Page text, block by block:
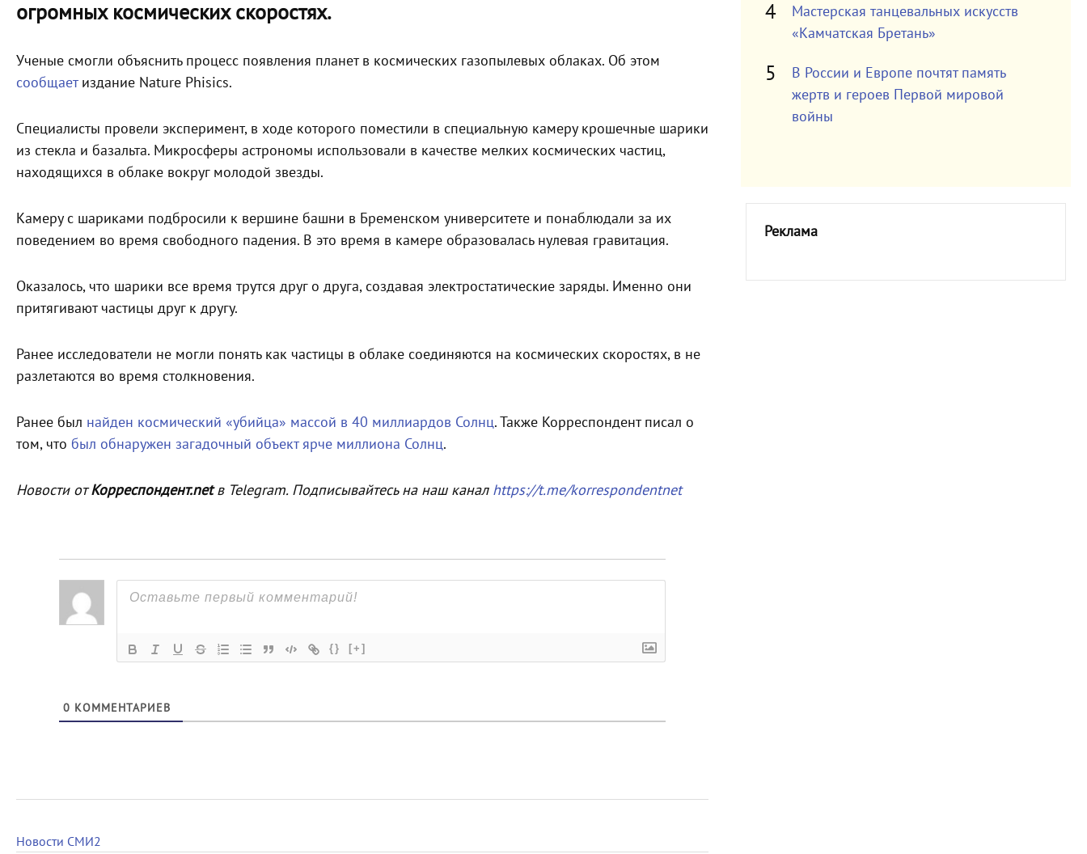
огромных космических скоростях.
Ученые смогли объяснить процесс появления планет в космических газопылевых облаках. Об этом
сообщаетиздание Nature Phisics.
Специалисты провели эксперимент, в ходе которого поместили в специальную камеру крошечные шарики
из стекла и базальта. Микросферы астрономы использовали в качестве мелких космических частиц,
находящихся в облаке вокруг молодой звезды.
Камеру с шариками подбросили к вершине башни в Бременском университете и понаблюдали за их
поведением во время свободного падения. В это время в камере образовалась нулевая гравитация.
Оказалось, что шарики все время трутся друг о друга, создавая электростатические заряды. Именно они
притягивают частицы друг к другу.
Ранее исследователи не могли понять как частицы в облаке соединяются на космических скоростях, в не
разлетаются во время столкновения.
Ранее был найден космический «убийца» массой в 40 миллиардов Солнц. Также Корреспондент писал о
том, что был обнаружен загадочный объект ярче миллиона Солнц.
Новости отКорреспондент.netв Telegram. Подписывайтесь на наш канал https://t.me/korrespondentnet
{} [+]
0 КОММЕНТАРИЕВ
Новости СМИ2
Мастерская танцевальных искусств
«Камчатская Бретань»
В России и Европе почтят память
жертв и героев Первой мировой
войны
Реклама